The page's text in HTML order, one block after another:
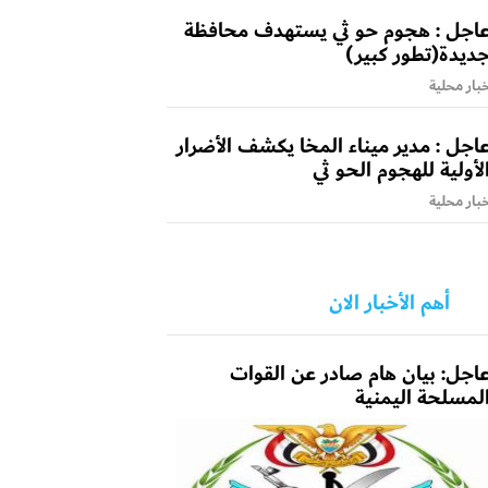
: هجوم حو ثي يستهدف محافظة
كبير)
محلية
: مدير ميناء المخا يكشف الأضرار
الأولية للهجوم الحو ثي
محلية
أهم الأخبار الان
بيان هام صادر عن القوات
المسلحة اليمنية